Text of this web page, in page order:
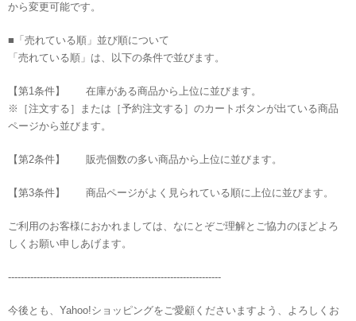
から変更可能です。
■「売れている順」並び順について
「売れている順」は、以下の条件で並びます。
【第1条件】 在庫がある商品から上位に並びます。
※［注文する］または［予約注文する］のカートボタンが出ている商品
ページから並びます。
【第2条件】 販売個数の多い商品から上位に並びます。
【第3条件】 商品ページがよく見られている順に上位に並びます。
ご利用のお客様におかれましては、なにとぞご理解とご協力のほどよろ
しくお願い申しあげます。
-------------------------------------------------------------------
今後とも、Yahoo!ショッピングをご愛顧くださいますよう、よろしくお